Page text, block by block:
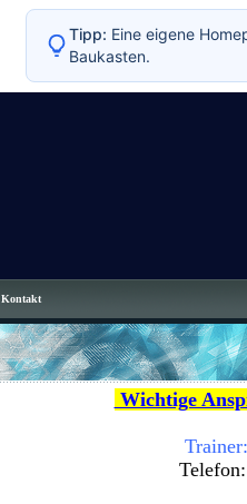
Kontakt
Wichtige
Tipp: Eine eigene
Baukasten.